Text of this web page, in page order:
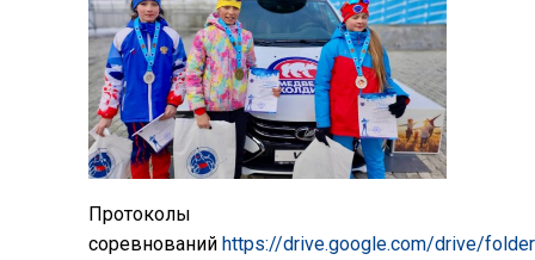
Протоколы
соревнований https://drive.google.com/drive/